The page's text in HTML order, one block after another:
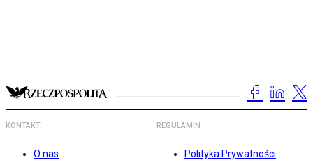
KONTAKT
O nas
REGULAMIN
Polityka Prywatności